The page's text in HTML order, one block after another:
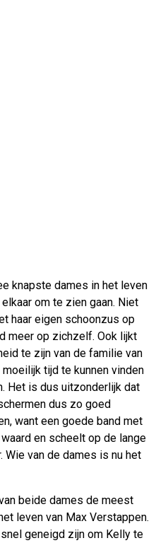
knapste dames in het leven
om te zien gaan. Niet
haar eigen schoonzus op
meer op zichzelf. Ook lijkt
te zijn van de familie van
tijd te kunnen vinden
Het is dus uitzonderlijk dat
dus zo goed
want een goede band met
en scheelt op de lange
Wie van de dames is nu het
beide dames de meest
leven van Max Verstappen.
geneigd zijn om Kelly te